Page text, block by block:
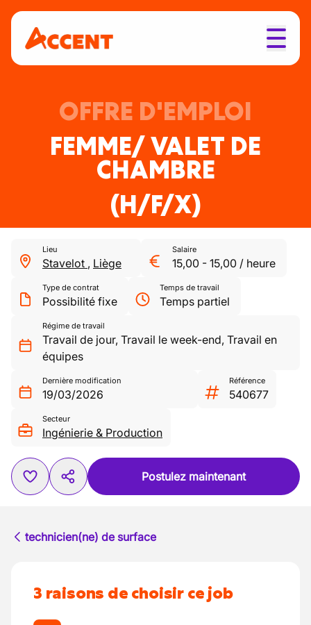
OFFRE D'EMPLOI
FEMME/ VALET DE
CHAMBRE
(H/F/X)
Lieu
Stavelot , Liège
Salaire
15,00 - 15,00 / heure
Type de contrat
Possibilité fixe
Temps de travail
Temps partiel
Régime de travail
Travail de jour, Travail le week-end, Travail en
équipes
Dernière modification
19/03/2026
Référence
540677
Secteur
Ingénierie & Production
Postulez maintenant
technicien(ne) de surface
3 raisons de choisir ce job